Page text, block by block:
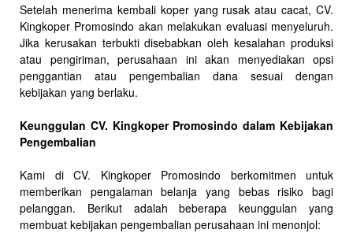
Setelah menerima kembali koper yang rusak atau cacat, CV.
Kingkoper Promosindo akan melakukan evaluasi menyeluruh.
Jika kerusakan terbukti disebabkan oleh kesalahan produksi
atau pengiriman, perusahaan ini akan menyediakan opsi
penggantian atau pengembalian dana sesuai dengan
kebijakan yang berlaku.
Keunggulan CV. Kingkoper Promosindo dalam Kebijakan
Pengembalian
Kami di CV. Kingkoper Promosindo berkomitmen untuk
memberikan pengalaman belanja yang bebas risiko bagi
pelanggan. Berikut adalah beberapa keunggulan yang
membuat kebijakan pengembalian perusahaan ini menonjol: